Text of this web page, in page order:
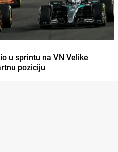
u sprintu na VN Velike
poziciju